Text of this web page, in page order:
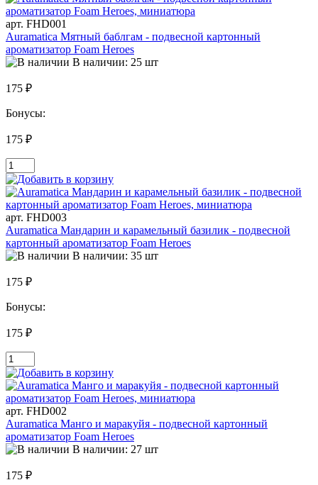
арт. FHD001
Auramatica Мятный баблгам - подвесной картонный
ароматизатор Foam Heroes
В наличии: 25 шт
175 ₽
Бонусы:
175 ₽
арт. FHD003
Auramatica Мандарин и карамельный базилик - подвесной
картонный ароматизатор Foam Heroes
В наличии: 35 шт
175 ₽
Бонусы:
175 ₽
арт. FHD002
Auramatica Манго и маракуйя - подвесной картонный
ароматизатор Foam Heroes
В наличии: 27 шт
175 ₽